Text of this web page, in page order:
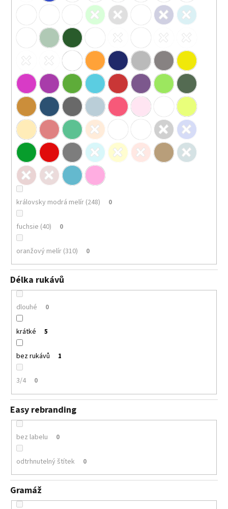
královsky modrá melír (248) 0
fuchsie (40) 0
oranžový melír (310) 0
Délka rukávů
dlouhé 0
krátké 5
bez rukávů 1
3/4 0
Easy rebranding
bez labelu 0
odtrhnutelný štítek 0
Gramáž